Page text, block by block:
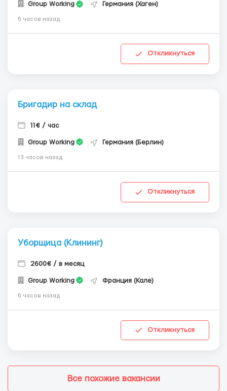
Group Working Германия (Хаген)
6 часов назад
Откликнуться
Бригадир на склад
11€ / час
Group Working Германия (Берлин)
13 часов назад
Откликнуться
Уборщица (Клининг)
2600€ / в месяц
Group Working Франция (Кале)
6 часов назад
Откликнуться
Все похожие вакансии